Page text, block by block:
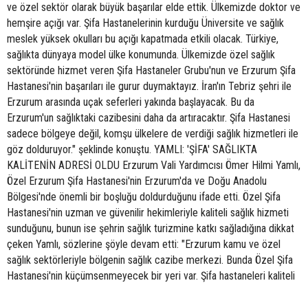
ve özel sektör olarak büyük başarılar elde ettik. Ülkemizde doktor ve
hemşire açığı var. Şifa Hastanelerinin kurduğu Üniversite ve sağlık
meslek yüksek okulları bu açığı kapatmada etkili olacak. Türkiye,
sağlıkta dünyaya model ülke konumunda. Ülkemizde özel sağlık
sektöründe hizmet veren Şifa Hastaneler Grubu'nun ve Erzurum Şifa
Hastanesi'nin başarıları ile gurur duymaktayız. İran'ın Tebriz şehri ile
Erzurum arasında uçak seferleri yakında başlayacak. Bu da
Erzurum'un sağlıktaki cazibesini daha da artıracaktır. Şifa Hastanesi
sadece bölgeye değil, komşu ülkelere de verdiği sağlık hizmetleri ile
göz dolduruyor." şeklinde konuştu. YAMLI: 'ŞİFA' SAĞLIKTA
KALİTENİN ADRESİ OLDU Erzurum Vali Yardımcısı Ömer Hilmi Yamlı,
Özel Erzurum Şifa Hastanesi'nin Erzurum'da ve Doğu Anadolu
Bölgesi'nde önemli bir boşluğu doldurduğunu ifade etti. Özel Şifa
Hastanesi'nin uzman ve güvenilir hekimleriyle kaliteli sağlık hizmeti
sunduğunu, bunun ise şehrin sağlık turizmine katkı sağladığına dikkat
çeken Yamlı, sözlerine şöyle devam etti: "Erzurum kamu ve özel
sağlık sektörleriyle bölgenin sağlık cazibe merkezi. Bunda Özel Şifa
Hastanesi'nin küçümsenmeyecek bir yeri var. Şifa hastaneleri kaliteli